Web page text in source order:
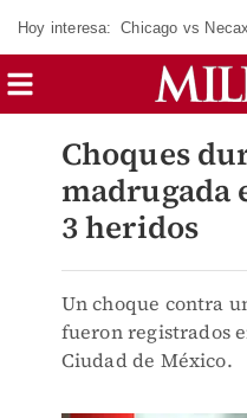
Hoy interesa: Chicago vs
Choques
madrugada
3 heridos
Un choque contra
fueron registrados
Ciudad de México.